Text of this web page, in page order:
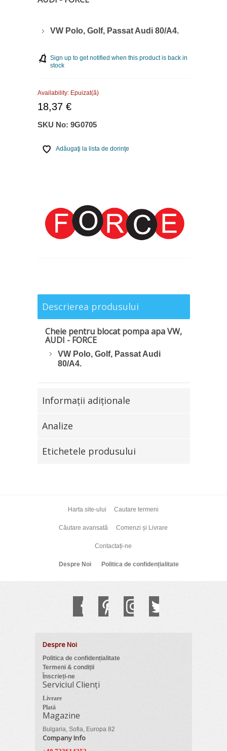
VW Polo, Golf, Passat Audi 80/A4.
Sign up to get notified when this product is back in
stock
Availability: Epuizat(ă)
18,37 €
SKU No: 9G0705
Adăugaţi la lista de dorinţe
Descrierea produsului
Cheie pentru blocat pompa apa VW,
AUDI - FORCE
VW Polo, Golf, Passat Audi
80/A4.
Informaţii adiţionale
Analize
Etichetele produsului
Harta site-ului Cautare termeni
Căutare avansată Comenzi și Livrare
Contactați-ne
Despre Noi Politica de confidențialitate
Despre Noi
Politica de confidențialitate
Termeni & condiții
Înscrieți-ne
Serviciul Clienți
Livrare
Plată
Magazine
Bulgaria, Sofia, Europa 82
Company Info